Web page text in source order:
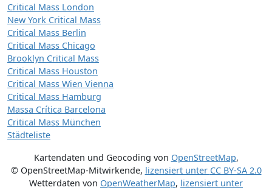
Critical Mass London
New York Critical Mass
Critical Mass Berlin
Critical Mass Chicago
Brooklyn Critical Mass
Critical Mass Houston
Critical Mass Wien Vienna
Critical Mass Hamburg
Massa Crítica Barcelona
Critical Mass München
Städteliste
Kartendaten und Geocoding von OpenStreetMap,
© OpenStreetMap-Mitwirkende, lizensiert unter CC BY-SA 2.0
Wetterdaten von OpenWeatherMap, lizensiert unter